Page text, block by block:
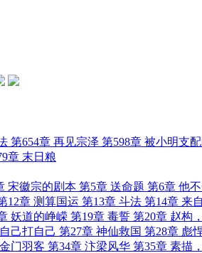
第654章 再见宗泽 第598章 被小明支
章 末日粮
宋徽宗的剧本 第5章 送命题 第6章 他
12章 测算国运 第13章 斗法 第14章 来
妖道的峥嵘 第19章 毒誓 第20章 赵构
己打自己 第27章 神仙救国 第28章 彪
门羽客 第34章 汴梁风华 第35章 素描